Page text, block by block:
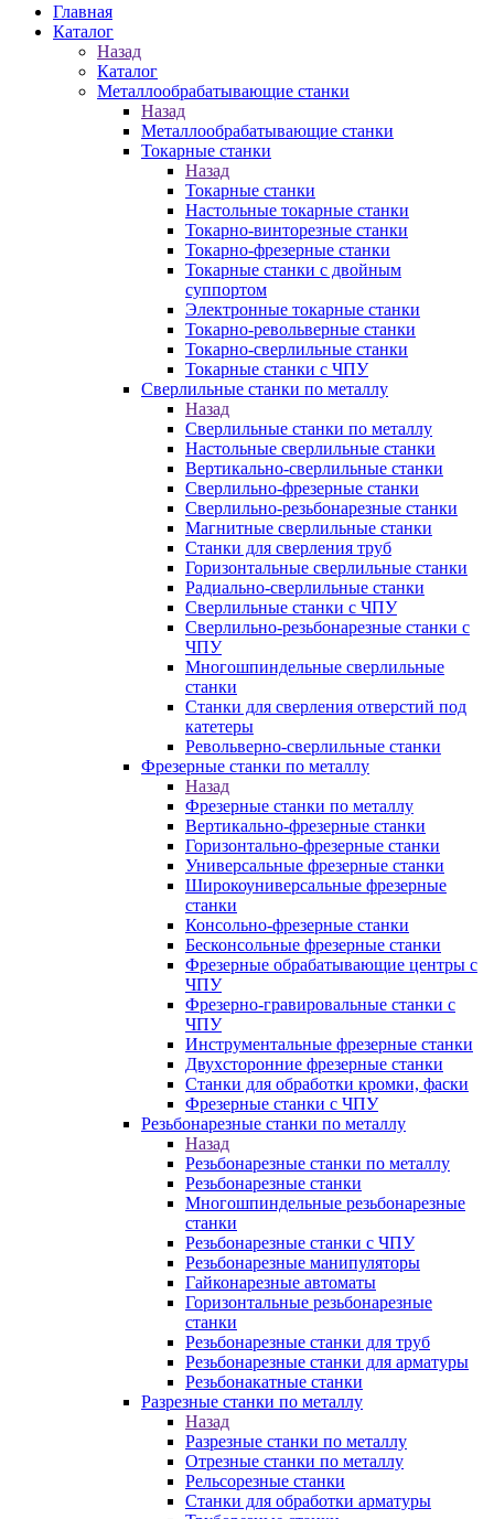
Главная
Каталог
Назад
Каталог
Металлообрабатывающие станки
Назад
Металлообрабатывающие станки
Токарные станки
Назад
Токарные станки
Настольные токарные станки
Токарно-винторезные станки
Токарно-фрезерные станки
Токарные станки с двойным
суппортом
Электронные токарные станки
Токарно-револьверные станки
Токарно-сверлильные станки
Токарные станки с ЧПУ
Сверлильные станки по металлу
Назад
Сверлильные станки по металлу
Настольные сверлильные станки
Вертикально-сверлильные станки
Сверлильно-фрезерные станки
Сверлильно-резьбонарезные станки
Магнитные сверлильные станки
Станки для сверления труб
Горизонтальные сверлильные станки
Радиально-сверлильные станки
Сверлильные станки с ЧПУ
Сверлильно-резьбонарезные станки с
ЧПУ
Многошпиндельные сверлильные
станки
Станки для сверления отверстий под
катетеры
Револьверно-сверлильные станки
Фрезерные станки по металлу
Назад
Фрезерные станки по металлу
Вертикально-фрезерные станки
Горизонтально-фрезерные станки
Универсальные фрезерные станки
Широкоуниверсальные фрезерные
станки
Консольно-фрезерные станки
Бесконсольные фрезерные станки
Фрезерные обрабатывающие центры с
ЧПУ
Фрезерно-гравировальные станки с
ЧПУ
Инструментальные фрезерные станки
Двухсторонние фрезерные станки
Станки для обработки кромки, фаски
Фрезерные станки с ЧПУ
Резьбонарезные станки по металлу
Назад
Резьбонарезные станки по металлу
Резьбонарезные станки
Многошпиндельные резьбонарезные
станки
Резьбонарезные станки с ЧПУ
Резьбонарезные манипуляторы
Гайконарезные автоматы
Горизонтальные резьбонарезные
станки
Резьбонарезные станки для труб
Резьбонарезные станки для арматуры
Резьбонакатные станки
Разрезные станки по металлу
Назад
Разрезные станки по металлу
Отрезные станки по металлу
Рельсорезные станки
Станки для обработки арматуры